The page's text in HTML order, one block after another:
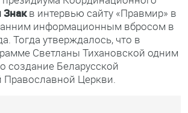
в интервью сайту «Правмир» в
информационным вбросом в
Тогда утверждалось, что в
Светланы Тихановской одним
создание Беларусской
Церкви.